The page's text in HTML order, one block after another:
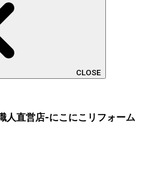
CLOSE
人直営店-にこにこリフォーム